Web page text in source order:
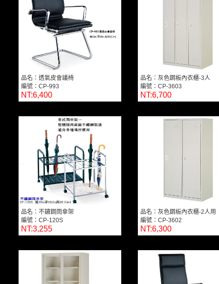
品名：透氣皮會議椅
編號：CP-993
NT:6,400
品名：灰色鋼板內衣櫃-3人
編號：CP-3603
NT:6,700
品名：不鏽鋼雨傘架
編號：CP-120S
NT:3,255
品名：灰色鋼板內衣櫃-2人用
編號：CP-3602
NT:6,300